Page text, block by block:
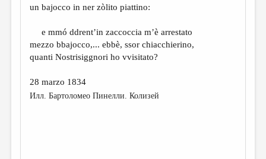
un bajocco in ner zòlito piattino:
e mmó ddrent’in zaccoccia m’è arrestato
mezzo bbajocco,... ebbè, ssor chiacchierino,
quanti Nostrisiggnori ho vvisitato?
28 marzo 1834
Илл. Бартоломео Пинелли. Колизей